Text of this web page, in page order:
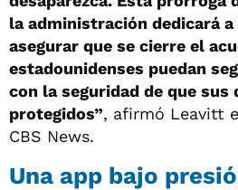
la administración dedicará
asegurar que se cierre el
estadounidenses puedan
con la seguridad de que sus
protegidos”, afirmó Leavitt
CBS News.
Una app bajo